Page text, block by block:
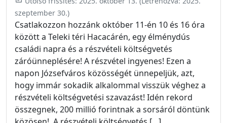
szeptember 30.)
Csatlakozzon hozzánk október 11-én 10 és 16 óra
között a Teleki téri Hacacárén, egy élménydús
családi napra és a részvételi költségvetés
záróünneplésére! A részvétel ingyenes! Ezen a
napon Józsefváros közösségét ünnepeljük, azt,
hogy immár sokadik alkalommal visszük véghez a
részvételi költségvetési szavazást! Idén rekord
összegnek, 200 millió forintnak a sorsáról döntünk